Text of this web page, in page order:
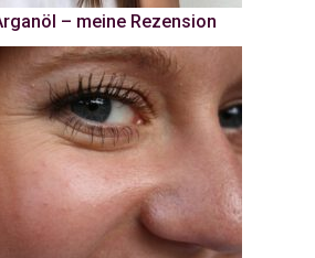
– meine Rezension